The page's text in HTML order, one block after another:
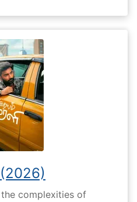
complexities of